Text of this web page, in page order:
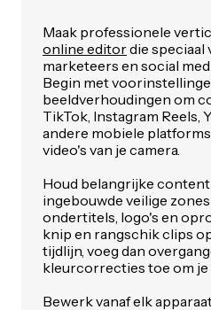
Maak professionele
online editordie speciaal
marketeers en social
Begin met
beeldverhoudingen om
TikTok, Instagram Reels,
andere mobiele
video's van je camera.
Houd belangrijke
ingebouwde veilige
ondertitels, logo's en
knip en rangschik clips
tijdlijn, voeg dan
kleurcorrecties toe om je
Bewerk vanaf elk